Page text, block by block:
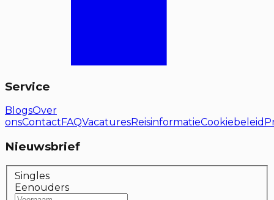
Service
BlogsOver
onsContact FAQVacaturesReisinformatieCookiebeleid
Nieuwsbrief
Singles
Eenouders